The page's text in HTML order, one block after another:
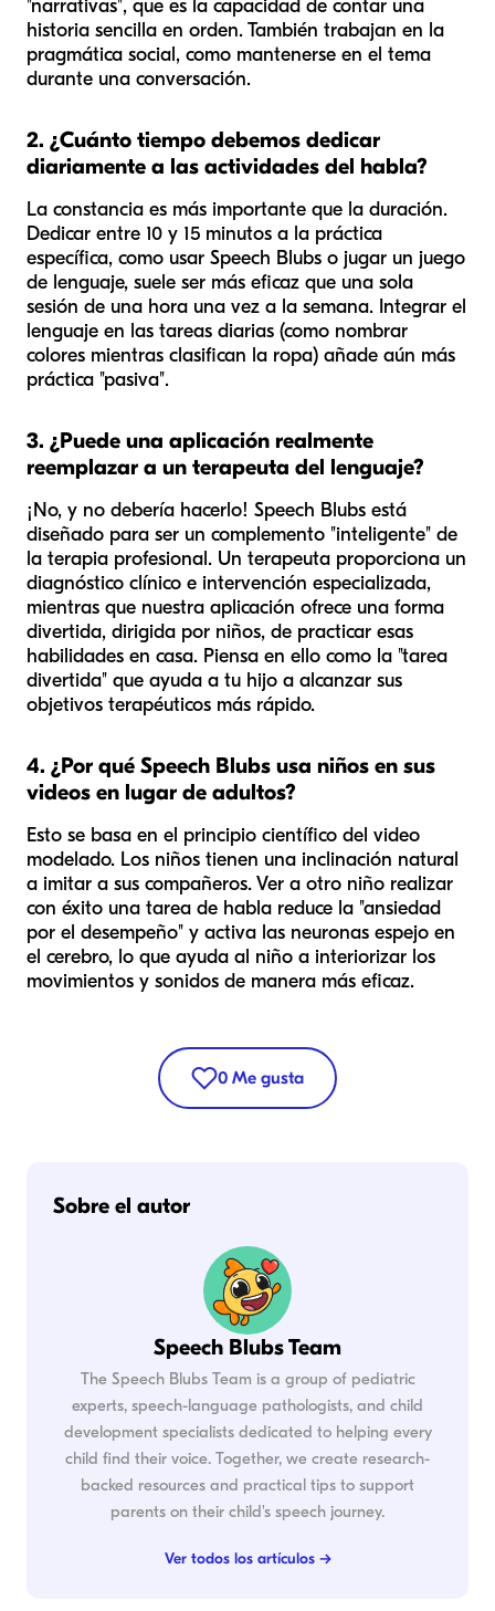
"narrativas", que es la capacidad de contar una
historia sencilla en orden. También trabajan en la
pragmática social, como mantenerse en el tema
durante una conversación.
2. ¿Cuánto tiempo debemos dedicar
diariamente a las actividades del habla?
La constancia es más importante que la duración.
Dedicar entre 10 y 15 minutos a la práctica
específica, como usar Speech Blubs o jugar un juego
de lenguaje, suele ser más eficaz que una sola
sesión de una hora una vez a la semana. Integrar el
lenguaje en las tareas diarias (como nombrar
colores mientras clasifican la ropa) añade aún más
práctica "pasiva".
3. ¿Puede una aplicación realmente
reemplazar a un terapeuta del lenguaje?
¡No, y no debería hacerlo! Speech Blubs está
diseñado para ser un complemento "inteligente" de
la terapia profesional. Un terapeuta proporciona un
diagnóstico clínico e intervención especializada,
mientras que nuestra aplicación ofrece una forma
divertida, dirigida por niños, de practicar esas
habilidades en casa. Piensa en ello como la "tarea
divertida" que ayuda a tu hijo a alcanzar sus
objetivos terapéuticos más rápido.
4. ¿Por qué Speech Blubs usa niños en sus
videos en lugar de adultos?
Esto se basa en el principio científico del video
modelado. Los niños tienen una inclinación natural
a imitar a sus compañeros. Ver a otro niño realizar
con éxito una tarea de habla reduce la "ansiedad
por el desempeño" y activa las neuronas espejo en
el cerebro, lo que ayuda al niño a interiorizar los
movimientos y sonidos de manera más eficaz.
0 Me gusta
Sobre el autor
Speech Blubs Team
The Speech Blubs Team is a group of pediatric
experts, speech-language pathologists, and child
development specialists dedicated to helping every
child find their voice. Together, we create research-
backed resources and practical tips to support
parents on their child's speech journey.
Ver todos los artículos →